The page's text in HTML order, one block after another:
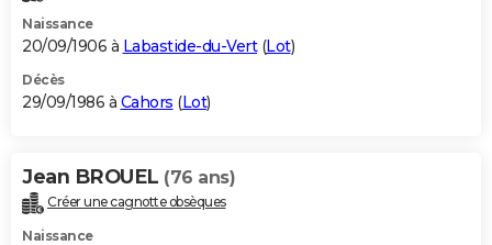
Naissance
20/09/1906 à Labastide-du-Vert(Lot)
Décès
29/09/1986 à Cahors (Lot)
Jean BROUEL (76 ans)
Créer une cagnotte obsèques
Naissance